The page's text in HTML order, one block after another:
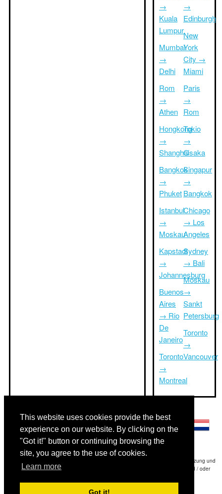
This website uses cookies provide the best
experience on our website. By clicking on the
"Got it!" button or continuing browsing the
site, you agree to the use of cookies.
Learn more
Got it!
→
Kuala
Lumpur
Mumbai
→
Delhi
Rom
→
Athen
Hongkong
→
Shanghai
Bangkok
→
Phuket
Istanbul
→
Moskau
Kapstadt
→
Johannesburg
Buenos
Aires
→ Rio
De
Janeiro
Toronto
→
Montreal
→
Edinburgh
New
York
City →
Miami
Paris
→
Rom
Tokio
→
Osaka
Singapur
→
Bangkok
Chicago
→ Los
Angeles
Sydney
→ Bali
Moskau
→
Sankt
Petersburg
Toronto
→
Vancouver
Haftungsausschluss: Die Informationen auf dieser Website ist unsere beste Schätzung und
für nur Ihre Referenz.Triptimeto.com haftet nicht für jede Reise Verzögerung und / oder